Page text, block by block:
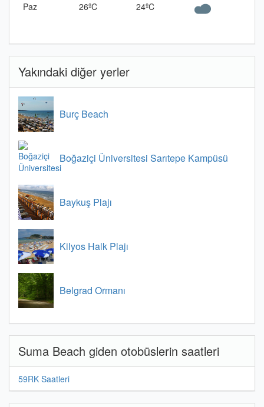
Paz 26ºC 24ºC
Yakındaki diğer yerler
Burç Beach
Boğaziçi Üniversitesi Sarıtepe Kampüsü
Baykuş Plajı
Kilyos Halk Plajı
Belgrad Ormanı
Suma Beach giden otobüslerin saatleri
59RK Saatleri